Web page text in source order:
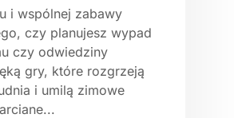
i wspólnej zabawy
czy planujesz wypad
czy odwiedziny
gry, które rozgrzeją
i umilą zimowe